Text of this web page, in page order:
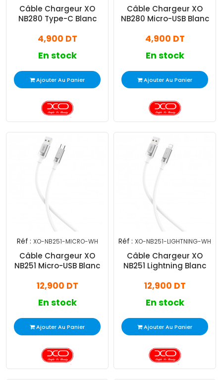
Câble Chargeur XO
NB280 Type-C Blanc
4,900 DT
En stock
Ajouter Au Panier
Câble Chargeur XO
NB280 Micro-USB Blanc
4,900 DT
En stock
Ajouter Au Panier
Réf : XO-NB251-MICRO-WH
Câble Chargeur XO
NB251 Micro-USB Blanc
12,900 DT
En stock
Ajouter Au Panier
Réf : XO-NB251-LIGHTNING-WH
Câble Chargeur XO
NB251 Lightning Blanc
12,900 DT
En stock
Ajouter Au Panier